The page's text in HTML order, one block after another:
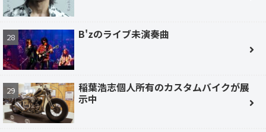
B'zのライブ未演奏曲
稲葉浩志個人所有のカスタムバイクが展
示中